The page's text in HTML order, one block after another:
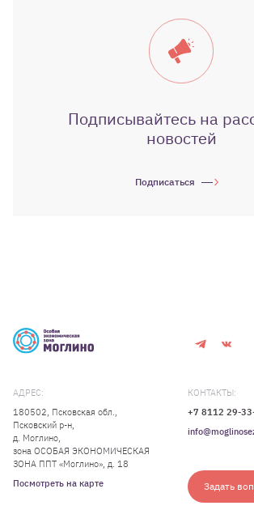
Подписывайтесь на
новостей
Подписаться
АДРЕС:
180502, Псковская обл.,
Псковский р-н,
д. Моглино,
зона ОСОБАЯ ЭКОНОМИЧЕСКАЯ
ЗОНА ППТ «Моглино», д. 18
Посмотреть на карте
КОНТАКТЫ:
+7 8112 29-
Задать